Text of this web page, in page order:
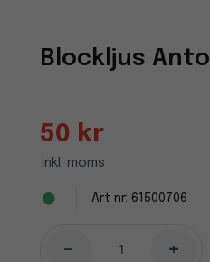
Blockljus
50 kr
Inkl. moms
61500706
- +